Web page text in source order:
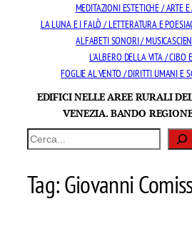
MEDITAZIONI ESTETICHE / ARTE
LA LUNA E I FALÒ / LETTERATURA E POESIA
ALFABETI SONORI / MUSICA
L’ALBERO DELLA VITA / CIBO
FOGLIE AL VENTO / DIRITTI UMANI E
EDIFICI NELLE AREE RURALI
VENEZIA. BANDO
Cerca
Tag:Giovanni